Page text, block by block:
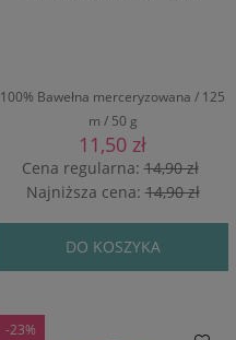
100% Bawełna merceryzowana / 125
m / 50 g
11,50 zł
Cena regularna:14,90 zł
Najniższa cena:14,90 zł
DO KOSZYKA
-23%